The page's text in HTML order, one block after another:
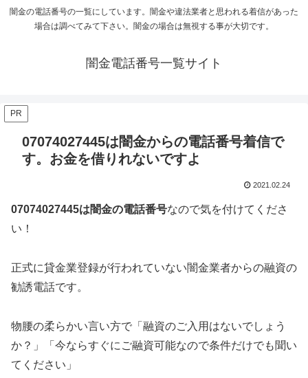
闇金の電話番号の一覧にしています。闇金や違法業者と思われる着信があった
場合は調べてみて下さい。闇金の場合は無視する事が大切です。
闇金電話番号一覧サイト
PR
07074027445は闇金からの電話番号着信で
す。お金を借りれないですよ
2021.02.24
07074027445は闇金の電話番号なので気を付けてくださ
い！
正式に貸金業登録が行われていない闇金業者からの融資の
勧誘電話です。
物腰の柔らかい言い方で「融資のご入用はないでしょう
か？」「今ならすぐにご融資可能なので条件だけでも聞い
てください」